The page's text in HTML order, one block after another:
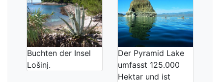
Buchten der Insel
Lošinj.
Der Pyramid Lake
umfasst 125.000
Hektar und ist